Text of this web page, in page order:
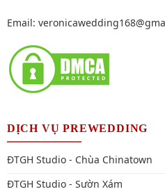
Email:
DỊCH VỤ PREWEDDING
ĐTGH Studio - Chùa Chinatown
ĐTGH Studio - Sườn Xám